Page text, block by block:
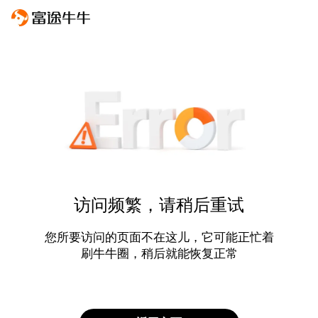
访问频繁，请稍后重试
您所要访问的页面不在这儿，它可能正忙着
刷牛牛圈，稍后就能恢复正常